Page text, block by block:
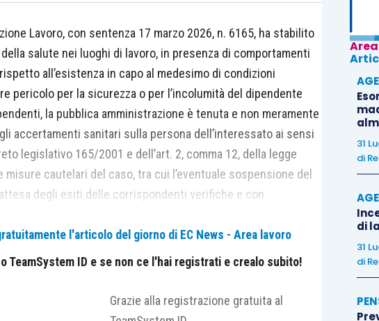
Lavoro, con sentenza 17 marzo 2026, n. 6165, ha stabilito
salute nei luoghi di lavoro, in presenza di comportamenti
all’esistenza in capo al medesimo di condizioni
pericolo per la sicurezza o per l’incolumità del dipendente
la pubblica amministrazione è tenuta e non meramente
accertamenti sanitari sulla persona dell’interessato ai sensi
legislativo 165/2001 e dell’art. 2, comma 12, della legge
cautelari del caso, tra cui l’eventuale sospensione del
degli esiti delle corrispondenti verifiche e con
il rapporto per ragioni oggettive, in caso di accertata
psicofisica.
Lavoro, con sentenza 17 marzo 2026, n. 6165, ha stabilito
salute nei luoghi di lavoro, in presenza di comportamenti
l'articolo del giorno di EC News - Area lavoro
TeamSystem ID e se non ce l'hai registrati e crealo subito!
Grazie alla registrazione gratuita al
31
di
di
31
di